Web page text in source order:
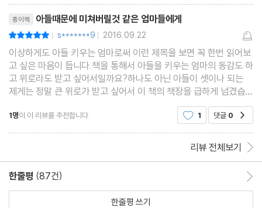
아이가 실패했을 때 어떻게 대처하면 좋을까요
아이의 인생 설계가 제 몫인 것만 같아요
아들의 꿈을 찾아주고 싶어요
아이에게 기대를 거는 건 나쁜 습관인가요
우리 아들이 틱 장애를 겪고 있어요
옆집 엄마의 정보력에 주눅 들고 불안해요
아무리 노력해도 아이가 변하지 않아요
육아 정보가 너무 많아요
종이책 아들때문에 미쳐버릴것 같은 엄마들에게
| s*******9 | 2016.09.22
이상하게도 아들 키우는 엄마로써 이런 제목을 보면 꼭 한번 읽어보
고 싶은 마음이 듭니다.책을 통해서 아들을 키우는 엄마의 동감도 하
고 위로라도 받고 싶어서일까요?하나도 아닌 아들이 셋이나 되는
제게는 정말 큰 위로가 받고 싶어서 이 책의 책장을 급하게 넘겼습니
다.우선은 교육자전문가라기보다는 남자아이들에게 미술로서 사내
들의 마음을 통하는 길이 되고 또한 작가가 남자라
1명이 이 리뷰를 추천합니다. 1 댓글 0
리뷰 전체보기
한줄평 (87건)
한줄평 쓰기